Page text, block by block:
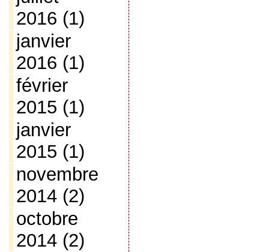
2016 (1)
janvier
2016 (1)
février
2015 (1)
janvier
2015 (1)
novembre
2014(2)
octobre
2014(2)